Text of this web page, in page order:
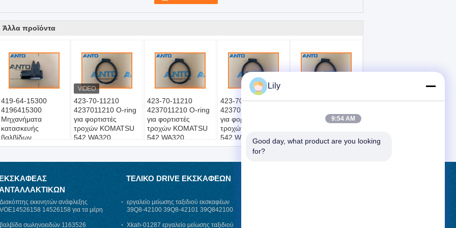
Άλλα προϊόντα
419-64-15300
4196415300
Μηχανήματα
κατασκευής
βαλβίδων
διεύθυνσης Μέρη
423-70-11210
4237011210 O-ring
για φορτιστές
τροχών KOMATSU
542 WA320
WA320PZ WA350
423-70-11210
4237011210 O-ring
για φορτιστές
τροχών KOMATSU
542 WA320
WA320PZ WA350
423-70-11210
4237011210 O-ring
για φορτιστές
τροχών KOMATSU
542 WA320
WA320PZ WA350
423-70-11210
για φορτιστές
542 WA320
WA320PZ WA350
ΕΚΣΚΑΦΈΑΣ
Διακόπτης εκκινητών ανάφλεξης
VOE14526158 14526158 για τα μέρη
εκσκαφέων της Vo-lvo EC210B EC290B
EC460B
βαλβίδα σωληνοειδών 1163526
ΤΕΛΙΚΌ DRIVE ΕΚΣΚΑΦΈΩΝ
εργαλείο μείωσης ταξιδιού εκσκαφέων
39Q8-42100 39Q8-42101 39Q842100
39Q842101 r300lc-9
Xkah-01287 εργαλείο μείωσης ταξιδιού
Lily
9:54 AM
Good day, what product are you looking
for?